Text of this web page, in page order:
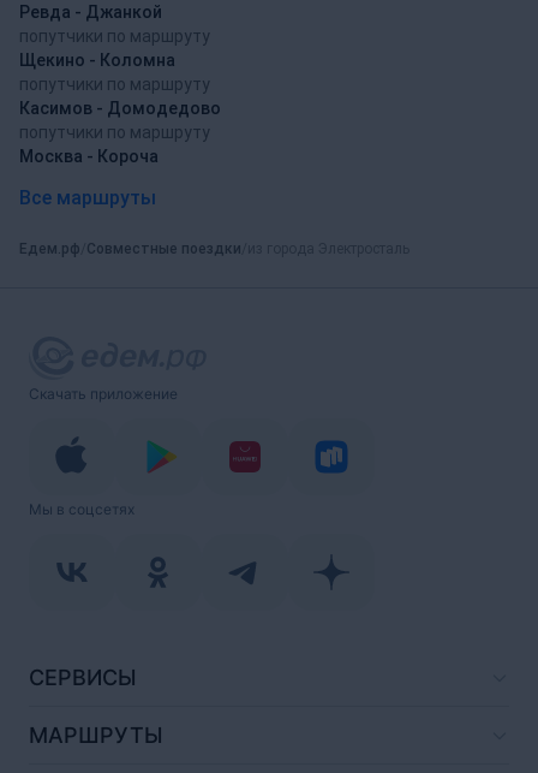
Ревда - Джанкой
попутчики по маршруту
Щекино - Коломна
попутчики по маршруту
Касимов - Домодедово
попутчики по маршруту
Москва - Короча
Все маршруты
Едем.рф Совместные поездки
Скачать приложение
Мы в соцсетях
СЕРВИСЫ
МАРШРУТЫ